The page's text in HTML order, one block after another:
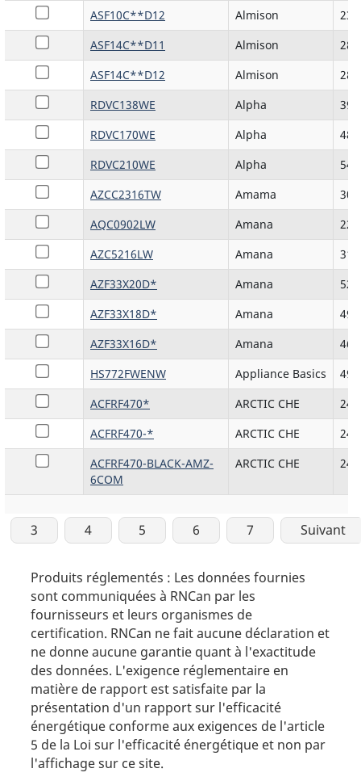
ASF10C**D12
Almison
ASF14C**D11
Almison
ASF14C**D12
Almison
RDVC138WE
Alpha
RDVC170WE
Alpha
RDVC210WE
Alpha
AZCC2316TW
Amama
AQC0902LW
Amana
AZC5216LW
Amana
AZF33X20D*
Amana
AZF33X18D*
Amana
AZF33X16D*
Amana
HS772FWENW
Appliance Basics
ACFRF470*
ARCTIC CHE
ACFRF470-*
ARCTIC CHE
ACFRF470-BLACK-AMZ-
6COM
ARCTIC CHE
3 4 5 6 7 Suivant
Produits réglementés : Les données fournies
sont communiquées à RNCan par les
fournisseurs et leurs organismes de
certification. RNCan ne fait aucune déclaration et
ne donne aucune garantie quant à l'exactitude
des données. L'exigence réglementaire en
matière de rapport est satisfaite par la
présentation d'un rapport sur l'efficacité
énergétique conforme aux exigences de l'article
5 de la Loi sur l'efficacité énergétique et non par
l'affichage sur ce site.